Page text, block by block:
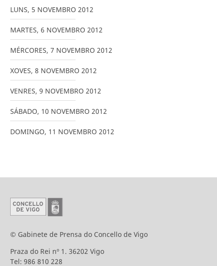
LUNS, 5 NOVEMBRO 2012
MARTES, 6 NOVEMBRO 2012
MÉRCORES, 7 NOVEMBRO 2012
XOVES, 8 NOVEMBRO 2012
VENRES, 9 NOVEMBRO 2012
SÁBADO, 10 NOVEMBRO 2012
DOMINGO, 11 NOVEMBRO 2012
© Gabinete de Prensa do Concello de Vigo
Praza do Rei nº 1. 36202 Vigo
Tel: 986 810 228